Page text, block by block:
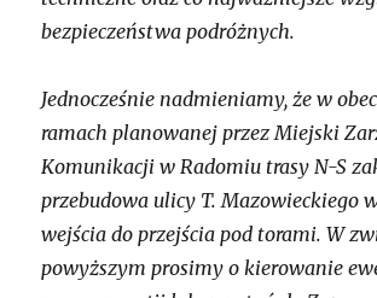
bezpieczeństwa podróżnych.
Jednocześnie nadmieniamy, że w
ramach planowanej przez Miejski
Komunikacji w Radomiu trasy N-S
przebudowa ulicy T. Mazowieckiego
wejścia do przejścia pod torami. W
powyższym prosimy o kierowanie